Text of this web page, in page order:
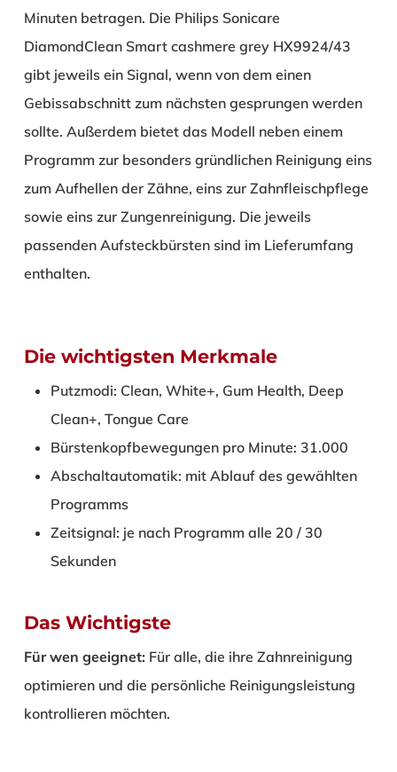
Minuten betragen. Die Philips Sonicare
DiamondClean Smart cashmere grey HX9924/43
gibt jeweils ein Signal, wenn von dem einen
Gebissabschnitt zum nächsten gesprungen werden
sollte. Außerdem bietet das Modell neben einem
Programm zur besonders gründlichen Reinigung eins
zum Aufhellen der Zähne, eins zur Zahnfleischpflege
sowie eins zur Zungenreinigung. Die jeweils
passenden Aufsteckbürsten sind im Lieferumfang
enthalten.
Die wichtigsten Merkmale
Putzmodi: Clean, White+, Gum Health, Deep
Clean+, Tongue Care
Bürstenkopfbewegungen pro Minute: 31.000
Abschaltautomatik: mit Ablauf des gewählten
Programms
Zeitsignal: je nach Programm alle 20 / 30
Sekunden
Das Wichtigste
Für wen geeignet: Für alle, die ihre Zahnreinigung
optimieren und die persönliche Reinigungsleistung
kontrollieren möchten.